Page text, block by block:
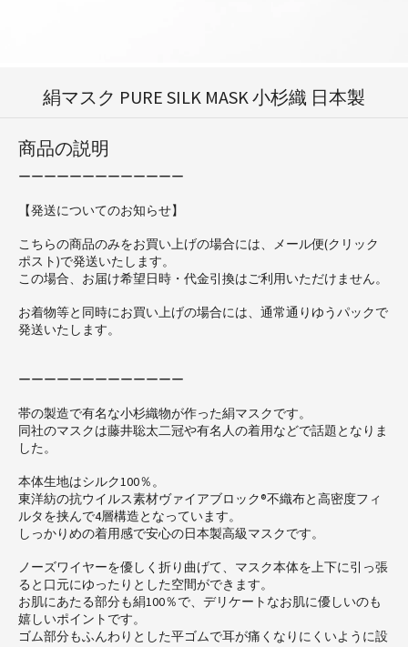
絹マスク PURE SILK MASK 小杉織 日本製
商品の説明
ーーーーーーーーーーーーー
【発送についてのお知らせ】
こちらの商品のみをお買い上げの場合には、メール便(クリック
ポスト)で発送いたします。
この場合、お届け希望日時・代金引換はご利用いただけません。
お着物等と同時にお買い上げの場合には、通常通りゆうパックで
発送いたします。
ーーーーーーーーーーーーー
帯の製造で有名な小杉織物が作った絹マスクです。
同社のマスクは藤井聡太二冠や有名人の着用などで話題となりま
した。
本体生地はシルク100％。
東洋紡の抗ウイルス素材ヴァイアブロック®不織布と高密度フィ
ルタを挟んで4層構造となっています。
しっかりめの着用感で安心の日本製高級マスクです。
ノーズワイヤーを優しく折り曲げて、マスク本体を上下に引っ張
ると口元にゆったりとした空間ができます。
お肌にあたる部分も絹100％で、デリケートなお肌に優しいのも
嬉しいポイントです。
ゴム部分もふんわりとした平ゴムで耳が痛くなりにくいように設